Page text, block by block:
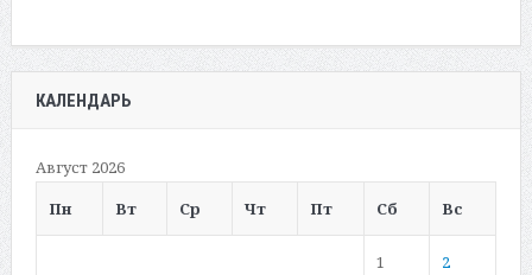
КАЛЕНДАРЬ
Август 2026
Пн
Вт Ср Чт Пт Сб Вс
1 2